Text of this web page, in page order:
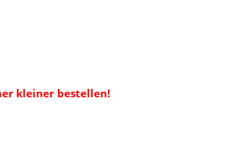
kleiner bestellen!